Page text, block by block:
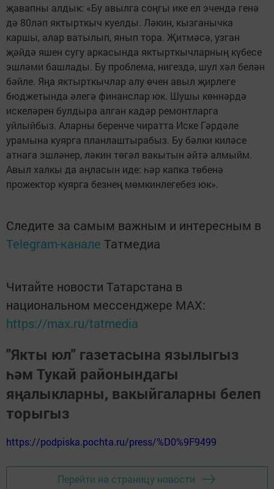
җавапны алдык: «Бу авылга соңгы ике ел эчендә генә
дә 80ләп яктырткыч куелды. Ләкин, кызганычка
каршы, алар ватылып, янып тора. Җитмәсә, узган
җәйдә яшен сугу аркасында яктырткычларның күбесе
эшләми башлады. Бу проблема, нигездә, шул хәл белән
бәйле. Яңа яктырткычлар алу өчен авыл җирлеге
бюджетында әлегә финанслар юк. Шушы көннәрдә
искеләрен булдыра алган кадәр ремонтларга
уйлыйбыз. Аларны беренче чиратта Иске Гәрдәле
урамына куярга планлаштырабыз. Бу бәлки киләсе
атнага эшләнер, ләкин төгәл вакытын әйтә алмыйм.
Авыл халкы да аңласын иде: һәр капка төбенә
прожектор куярга безнең мөмкинлегебез юк».
Следите за самым важным и интересным в
Telegram-канале Татмедиа
Читайте новости Татарстана в
национальном мессенджере MАХ:
https://max.ru/tatmedia
"Якты юл" газетасына язылыгыз
һәм Тукай районындагы
яңалыкларны, вакыйгаларны белеп
торыгыз
https://podpiska.pochta.ru/press/%D0%9F9499
Перейти на страницу новости